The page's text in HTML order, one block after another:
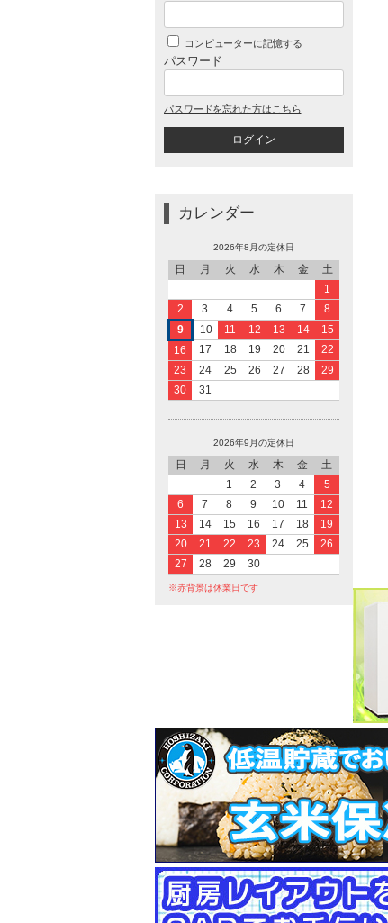
コンピューターに記憶する
パスワード
パスワードを忘れた方はこちら
カレンダー
2026年8月の定休日
日 月 火 水 木 金
土
1
2
3 4 5 6 7
8
9
10 11 12 13 14
15
16
17 18 19 20 21
22
23
24 25 26 27 28
29
30
31
2026年9月の定休日
日 月 火 水 木 金
土
1
2 3 4
5
6
7 8 9 10 11
12
13
14 15 16 17 18
19
20
21 22 23 24 25
26
27
28 29 30
※赤背景は休業日です